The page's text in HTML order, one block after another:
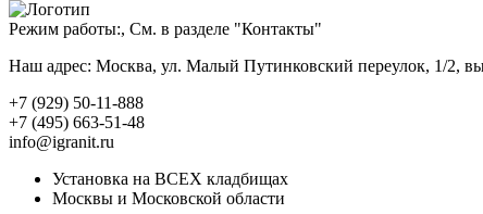
Режим работы:, См. в разделе "Контакты"
Наш адрес: Москва, ул. Малый Путинковский переулок, 1/2,
+7 (929) 50-11-888
+7 (495) 663-51-48
info@igranit.ru
Установка на ВСЕХ кладбищах
Москвы и Московской области